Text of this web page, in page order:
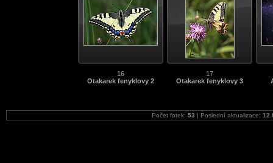
16
Otakarek fenyklovy 2
17
Otakarek fenyklovy 3
Počet fotek: 53 | Poslední aktualizace: